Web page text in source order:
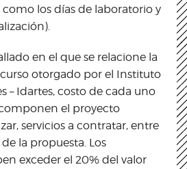
los días de laboratorio y
en el que se relacione la
otorgado por el Instituto
– Idartes, costo de cada uno
el proyecto
servicios a contratar, entre
la propuesta. Los
exceder el 20% del valor